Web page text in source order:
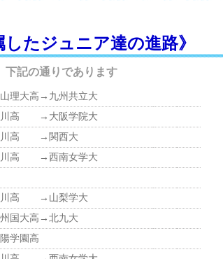
たジュニア達の進路》
下記の通りであります
山理大高→九州共立大
川高 →大阪学院大
川高 →関西大
川高 →西南女学大
川高 →山梨学大
国大高→北九大
学園高